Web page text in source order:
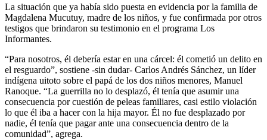
La situación que ya había sido puesta en evidencia por la familia de
Magdalena Mucutuy, madre de los niños, y fue confirmada por otros
testigos que brindaron su testimonio en el programa Los
Informantes.
“Para nosotros, él debería estar en una cárcel: él cometió un delito en
el resguardo”, sostiene -sin dudar- Carlos Andrés Sánchez, un líder
indígena uitoto sobre el papá de los dos niños menores, Manuel
Ranoque. “La guerrilla no lo desplazó, él tenía que asumir una
consecuencia por cuestión de peleas familiares, casi estilo violación
lo que él iba a hacer con la hija mayor. Él no fue desplazado por
nadie, él tenía que pagar ante una consecuencia dentro de la
comunidad”, agrega.